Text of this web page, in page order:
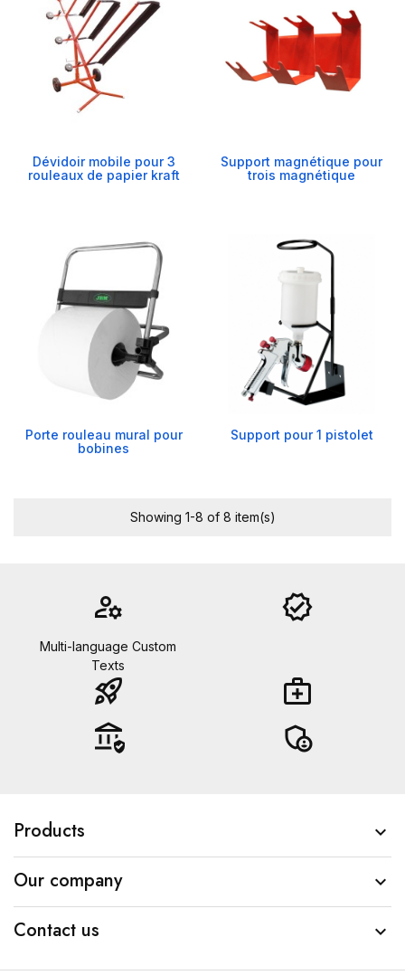
Dévidoir mobile pour 3
rouleaux de papier kraft
Support magnétique pour
trois magnétique
Porte rouleau mural pour
bobines
Support pour 1 pistolet
Showing 1-8 of 8 item(s)
manage_accounts
Multi-language Custom
Texts
verified
rocket_launch
medical_services
assured_workload
admin_panel_settings
Products 
Our company 
Contact us 